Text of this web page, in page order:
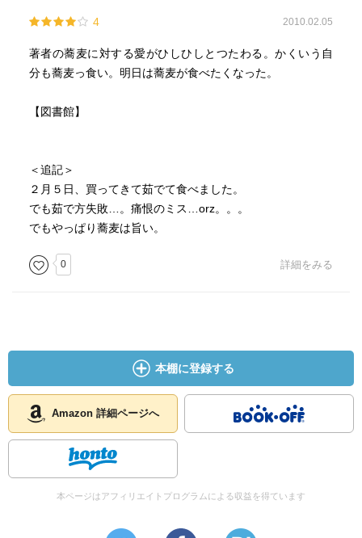
・わさびはつゆに溶かしこむのではなく、箸やすめに嘗め
る
ゃないか？」と思っていた。だいいち蕎麦湯を飲むときに
ばに塗りたくっても、食べにくいだけだった。
わさびは箸やすめにときどき嘗める。やってみたら、たし
かにこれは悪くない。そばつゆは結構甘いので、何口か食
べると舌がだれる。それを回復する。それと、蕎麦湯の味
4 2010.02.05
著者の蕎麦に対する愛がひしひしとつたわる。かくいう自
分も蕎麦っ食い。明日は蕎麦が食べたくなった。
【図書館】
＜追記＞
２月５日、買ってきて茹でて食べました。
でも茹で方失敗…。痛恨のミス…orz。。。
でもやっぱり蕎麦は旨い。
0 詳細をみる
本棚に登録する
Amazon 詳細ページへ
本ページはアフィリエイトプログラムによる収益を得ています